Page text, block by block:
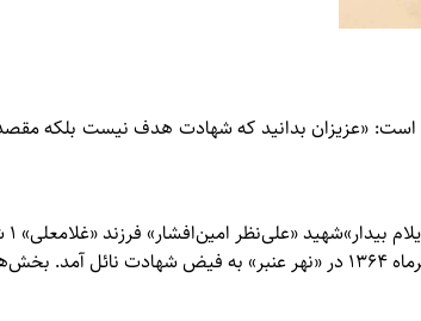
است: «عزيزان بدانيد كه شهادت هدف نيست بلكه
بیدار»
«کازرون» دیده به جهان گشود. این شهید والامقام 20 تیرماه 1364 در «نهر عنبر» به